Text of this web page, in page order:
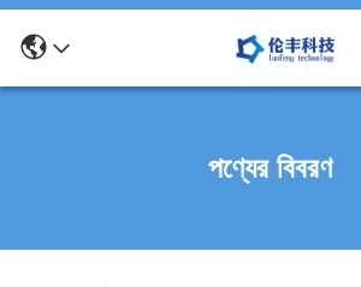
পণ্যের বিবরণ